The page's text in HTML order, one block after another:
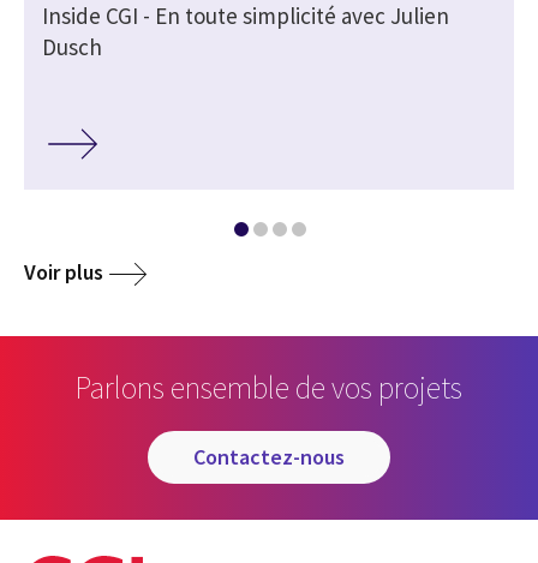
Inside CGI - En toute simplicité avec Julien
Dusch
Voir plus
Parlons ensemble de vos projets
contactez-nous